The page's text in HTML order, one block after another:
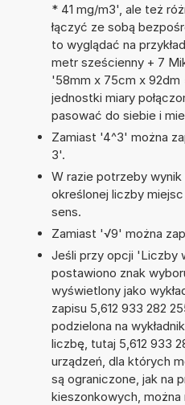
* 41 mg/m3', ale też
łączyć ze sobą
to wyglądać na
metr sześcienny + 7
'58mm x 75cm x
jednostki miary
pasować do siebie i
Zamiast '4^3' można
3'.
W razie potrzeby
określonej liczby
sens.
Zamiast '√9' można
Jeśli przy opcji 'Liczby
postawiono znak
wyświetlony jako
zapisu 5,612 933 282
podzielona na
liczbę, tutaj 5,612 933
urządzeń, dla których
są ograniczone, jak na
kieszonkowych,